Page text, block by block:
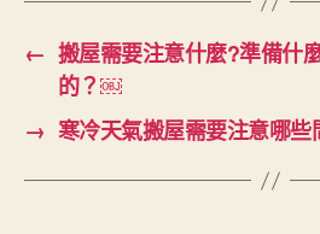
← 搬屋需要注意什麼?準備什
的？￼
→ 寒冷天氣搬屋需要注意哪